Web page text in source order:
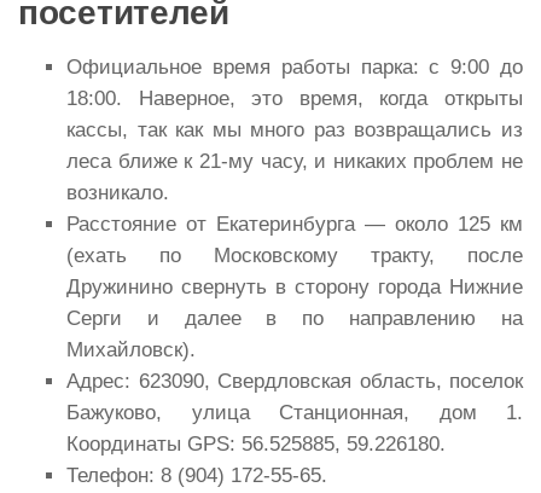
посетителей
Официальное время работы парка: с 9:00 до
18:00. Наверное, это время, когда открыты
кассы, так как мы много раз возвращались из
леса ближе к 21-му часу, и никаких проблем не
возникало.
Расстояние от Екатеринбурга — около 125 км
(ехать по Московскому тракту, после
Дружинино свернуть в сторону города Нижние
Серги и далее в по направлению на
Михайловск).
Адрес: 623090, Свердловская область, поселок
Бажуково, улица Станционная, дом 1.
Координаты GPS: 56.525885, 59.226180.
Телефон: 8 (904) 172-55-65.